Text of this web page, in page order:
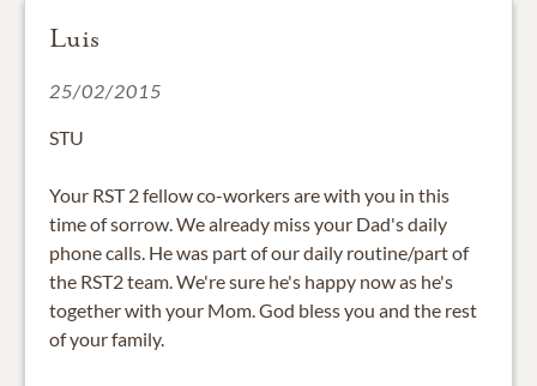
Luis
25/02/2015
STU
Your RST 2 fellow co-workers are with you in this
time of sorrow. We already miss your Dad's daily
phone calls. He was part of our daily routine/part of
the RST2 team. We're sure he's happy now as he's
together with your Mom. God bless you and the rest
of your family.